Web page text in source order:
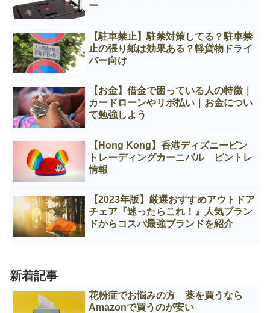
ー
【駐車禁止】駐禁対策してる？駐車禁
止の張り紙は効果ある？軽貨物ドライ
バー向け
【お金】借金で困っている人の特徴｜
カードローンやリボ払い｜お金につい
て勉強しよう
【Hong Kong】香港ディズニーピン
トレーディングカーニバル ピントレ
情報
【2023年版】厳選おすすめアウトドア
チェア『迷ったらこれ！』人気ブラン
ドからコスパ最強ブランドを紹介
新着記事
花粉症でお悩みの方 薬を買うなら
Amazonで買うのが安い